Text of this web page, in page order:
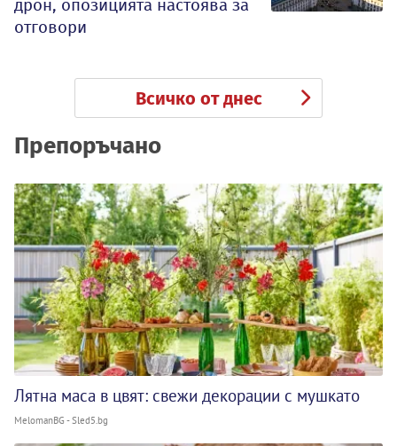
дрон, опозицията настоява за
отговори
Всичко от днес
Препоръчано
Лятна маса в цвят: свежи декорации с мушкато
MelomanBG - Sled5.bg